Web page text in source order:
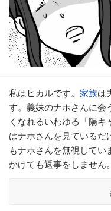
私はヒカルです。 家族は
す。義妹のナホさんに会
くなれるいわゆる「陽
はナホさんを見ているだ
もナホさんを無視して
かけても返事をしません